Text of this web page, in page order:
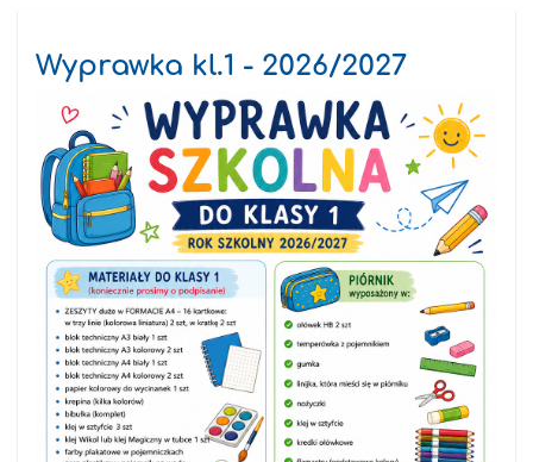
Wyprawka kl.1 - 2026/2027